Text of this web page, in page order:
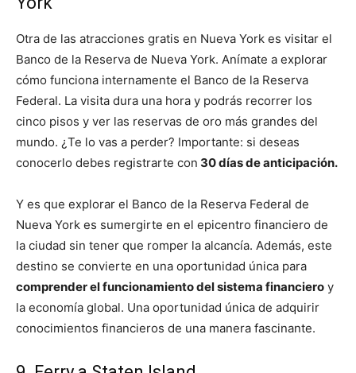
Otra de las atracciones gratis en Nueva York es visitar el
Banco de la Reserva de Nueva York. Anímate a explorar
cómo funciona internamente el Banco de la Reserva
Federal. La visita dura una hora y podrás recorrer los
cinco pisos y ver las reservas de oro más grandes del
mundo. ¿Te lo vas a perder? Importante: si deseas
conocerlo debes registrarte con 30 días de anticipación.
Y es que explorar el Banco de la Reserva Federal de
Nueva York es sumergirte en el epicentro financiero de
la ciudad sin tener que romper la alcancía. Además, este
destino se convierte en una oportunidad única para
comprender el funcionamiento del sistema financiero y
la economía global. Una oportunidad única de adquirir
conocimientos financieros de una manera fascinante.